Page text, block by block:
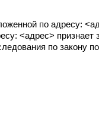
по адресу:
<адрес>
по закону